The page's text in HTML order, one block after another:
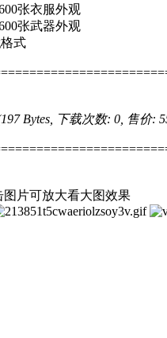
张衣服外观
张武器外观
式
Bytes, 下载次数: 0, 售价:
片可放大看大图效果